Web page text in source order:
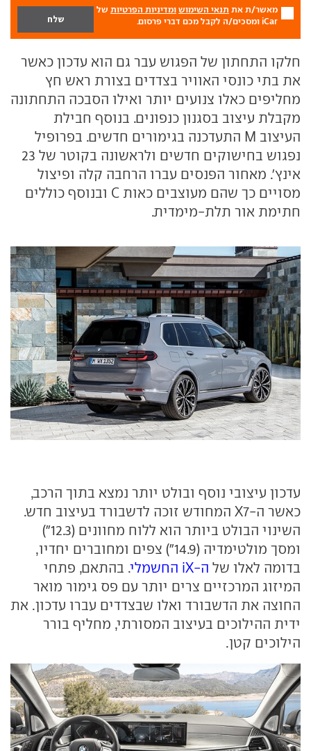
מאשר/ת את תנאי השימוש ומדיניות הפרטיות של
iCar ומסכים/ה לקבל מכם דברי פרסום.
חלקו התחתון של הפגוש עבר גם הוא עדכון כאשר
את בתי כונסי האוויר בצדדים בצורת ראש חץ
מחליפים כאלו צנועים יותר ואילו הסבכה התחתונה
מקבלת עיצוב בסגנון כנפונים. בנוסף חבילת
העיצוב M התעדכנה בגימורים חדשים. בפרופיל
נפגוש בחישוקים חדשים ולראשונה בקוטר של 23
אינץ'. מאחור הפנסים עברו הרחבה קלה ופיצול
מסויים כך שהם מעוצבים כאות C ובנוסף כוללים
חתימת אור תלת-מימדית.
עדכון עיצובי נוסף ובולט יותר נמצא בתוך הרכב,
כאשר ה-X7 המחודש זוכה לדשבורד בעיצוב חדש.
השינוי הבולט ביותר הוא ללוח מחוונים (12.3")
ומסך מולטימדיה (14.9") צפים ומחוברים יחדיו,
בדומה לאלו של ה-iX החשמלי
. בהתאם, פתחי
המיזוג המרכזיים צרים יותר עם פס גימור מואר
החוצה את הדשבורד ואלו שבצדדים עברו עדכון. את
ידית ההילוכים בעיצוב המסורתי, מחליף בורר
הילוכים קטן.